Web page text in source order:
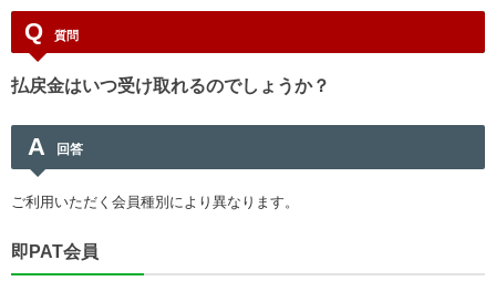
Q 質問
払戻金はいつ受け取れるのでしょうか？
A 回答
ご利用いただく会員種別により異なります。
即PAT会員